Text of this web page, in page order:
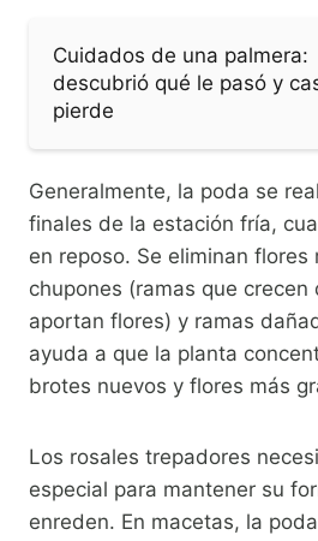
Cuidados de una palmera:
descubrió qué le pasó y
pierde
Generalmente, la poda se
finales de la estación fría,
en reposo. Se eliminan flores
chupones (ramas que
aportan flores) y ramas
ayuda a que la planta
brotes nuevos y flores más
Los rosales trepadores
especial para mantener su
enreden. En macetas, la